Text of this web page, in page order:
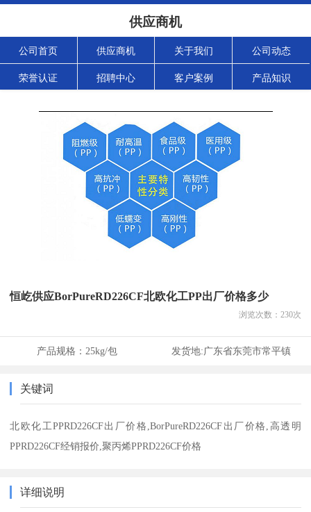
供应商机
公司首页 供应商机 关于我们 公司动态
荣誉认证 招聘中心 客户案例 产品知识
恒屹供应BorPureRD226CF北欧化工PP出厂价格多少
浏览次数： 230次
产品规格： 25kg/包 发货地:广东省东莞市常平镇
关键词
北欧化工PPRD226CF出厂价格,BorPureRD226CF出厂价格,高透明
PPRD226CF经销报价,聚丙烯PPRD226CF价格
详细说明